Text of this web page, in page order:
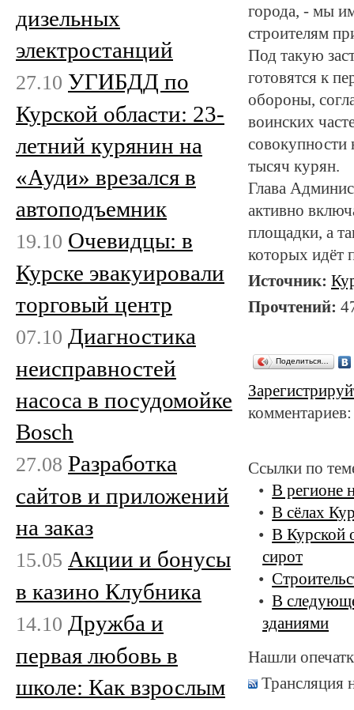
города, - мы
строителям
Под такую
готовятся к
обороны,
воинских
совокупности
тысяч курян.
Глава
активно
площадки, а
которых идёт
Источник:
Прочтений:
Поделиться…
Ссылки по
В регионе
В сёлах
В Курской
сирот
В
зданиями
Нашли
Трансляция
дизельных
электростанций
27.10 УГИБДД по
Курской области: 23-
летний курянин на
«Ауди» врезался в
автоподъемник
19.10 Очевидцы: в
Курске эвакуировали
торговый центр
07.10 Диагностика
неисправностей
насоса в посудомойке
Bosch
27.08 Разработка
сайтов и приложений
на заказ
15.05 Акции и бонусы
в казино Клубника
14.10 Дружба и
первая любовь в
школе: Как взрослым